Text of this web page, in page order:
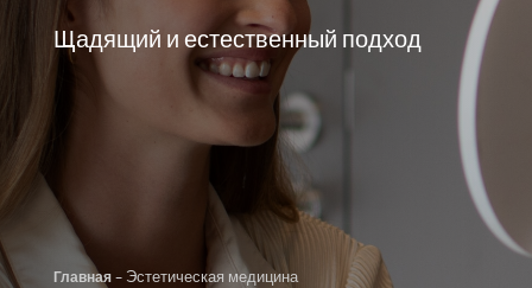
Щадящий и естественный подход
Главная- Эстетическая медицина